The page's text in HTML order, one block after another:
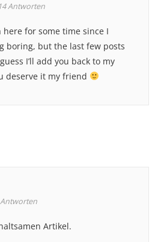
Antworten
here for some time since I
boring, but the last few posts
I’ll add you back to my
deserve it my friend
Antworten
Artikel.